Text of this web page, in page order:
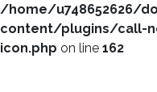
/home/u748652626/
content/plugins/call-
icon.php on line 162